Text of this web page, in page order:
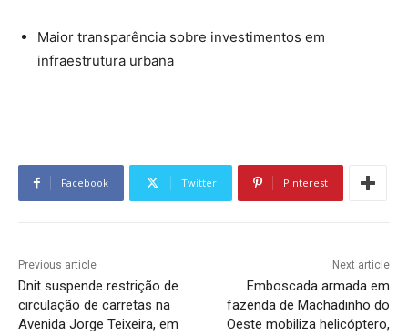
Maior transparência sobre investimentos em
infraestrutura urbana
Facebook Twitter Pinterest
Previous article
Dnit suspende restrição de
circulação de carretas na
Avenida Jorge Teixeira, em
Next article
Emboscada armada em
fazenda de Machadinho do
Oeste mobiliza helicóptero,